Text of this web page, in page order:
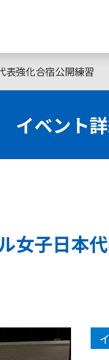
表強化合宿公開練習
イベント
女子日本